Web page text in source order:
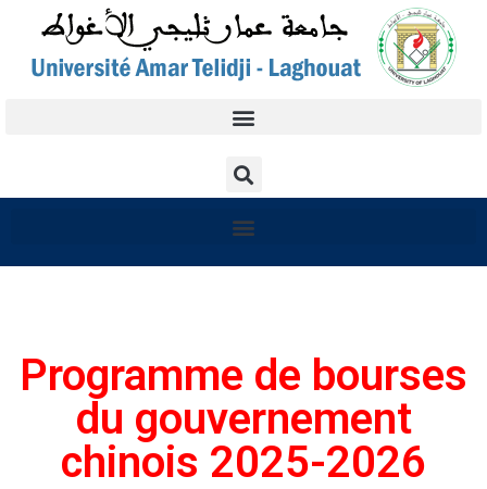
Programme de bourses
du gouvernement
chinois 2025-2026